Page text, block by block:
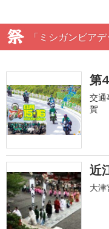
「ミシガンビア
第
交通
賀
近
大